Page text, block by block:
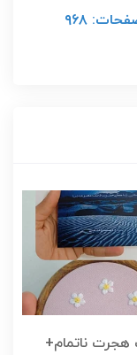
قطع: وزیری، نوع جلد: سلفون، تعداد صفحات: ۹۶۸
هجرت ناتمام+